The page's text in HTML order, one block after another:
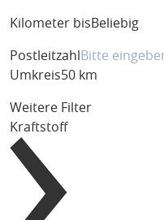
Kilometer bis Beliebig
Postleitzahl
Umkreis50 km
Weitere Filter
Kraftstoff